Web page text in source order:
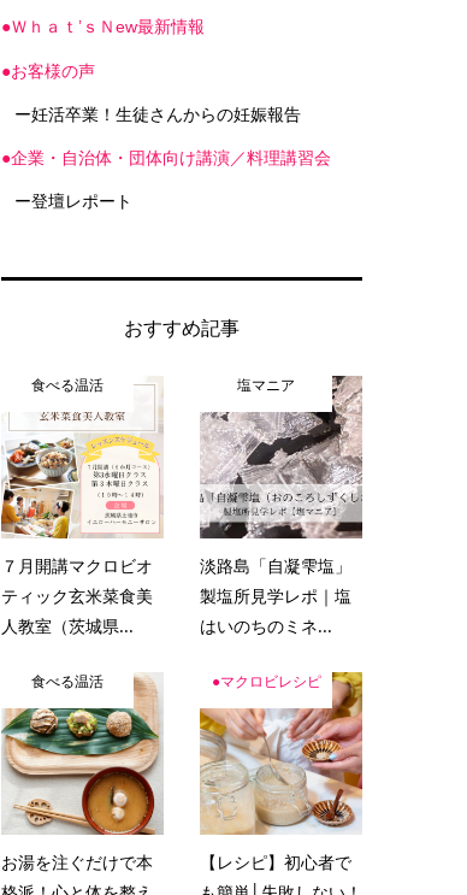
●Ｗｈａｔ’ｓＮew最新情報
●お客様の声
ー妊活卒業！生徒さんからの妊娠報告
●企業・自治体・団体向け講演／料理講習会
ー登壇レポート
おすすめ記事
食べる温活
７月開講マクロビオ
ティック玄米菜食美
人教室（茨城県...
塩マニア
淡路島「自凝雫塩」
製塩所見学レポ｜塩
はいのちのミネ...
食べる温活
お湯を注ぐだけで本
●マクロビレシピ
【レシピ】初心者で